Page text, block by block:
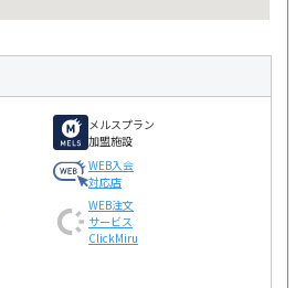
メルスプラン
加盟施設
WEB入会
対応店
WEB注文
サービス
ClickMiru